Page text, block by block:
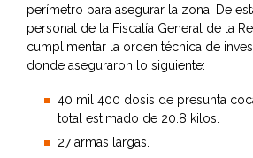
perímetro para asegurar la zona. De
personal de la Fiscalía General de la
cumplimentar la orden técnica de
donde aseguraron lo siguiente:
40 mil 400 dosis de presunta
total estimado de 20.8 kilos.
27 armas largas.